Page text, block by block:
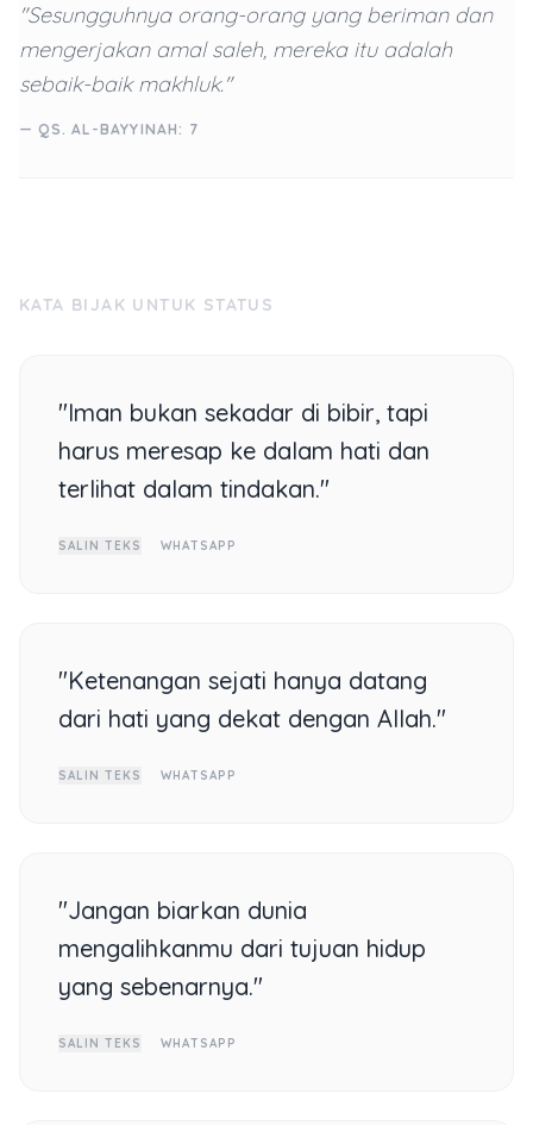
"Sesungguhnya orang-orang yang beriman dan
mengerjakan amal saleh, mereka itu adalah
sebaik-baik makhluk."
— QS. AL-BAYYINAH: 7
KATA BIJAK UNTUK STATUS
"Iman bukan sekadar di bibir, tapi
harus meresap ke dalam hati dan
terlihat dalam tindakan."
SALIN TEKS WHATSAPP
"Ketenangan sejati hanya datang
dari hati yang dekat dengan Allah."
SALIN TEKS WHATSAPP
"Jangan biarkan dunia
mengalihkanmu dari tujuan hidup
yang sebenarnya."
SALIN TEKS WHATSAPP